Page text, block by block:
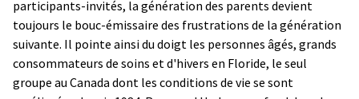
participants-invités, la génération des parents devient
toujours le bouc-émissaire des frustrations de la génération
suivante. Il pointe ainsi du doigt les personnes âgés, grands
consommateurs de soins et d'hivers en Floride, le seul
groupe au Canada dont les conditions de vie se sont